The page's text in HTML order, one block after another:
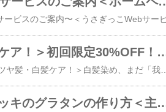
＜ヘナカラーで始めるツヤ髪・白髪ケア！＞初回限定
妻の美容室の宣伝です(^o^)b＜ヘナカラーで始めるツヤ髪・白髪ケア！＞白髪染め、まだ「我慢」してませんか？植物の力で守りながら染める、ヘナお試しキャンペーン！初回限定30%OFF！大人女子＆男子に選ばれる理由。ヘナで叶える「清潔感」と「健やかな髪」☆★☆ ヘナカラーお試しキャンペーンのお知らせ ☆★☆■キャンペーン期間限定３０％OFF！！■実施期間／2026年6月1日(月)～6月30日( 火)■ヘナカラー・お試しセット（ヘナカラー・カット・シャンプー・ブロー込み） → 特別料金 ￥10,500→￥7,500 （※税込・カード不可)※上記は通常料金を対象にしております。ロングの方は事前にご確認ください。 男性にもオススメ！ヘナカラーで白髪染め地肌を健康にし育毛・抜け毛予防♪詳しくはホームページでご確認くださいね！ ↓ ↓ ↓☆美容室クリエイティブアスティアhttps://airacafe.com/astya/【PR】＜女子力をアップするキレイ情報／札幌の美容室編＞ヘナカラー推奨サロン｜美容室 クリエイティブ アスティア☆オーガニックヘアカラー・ヘナお試し30%OFFキャンペーン！ヘナカラー・お試しプラン￥10,000→￥7,000（税込料金 ヘナカラー・カット・シャンプー・ブロー込み）
今が旬！！ホワイトアスパラとニョッキのグラタンの作